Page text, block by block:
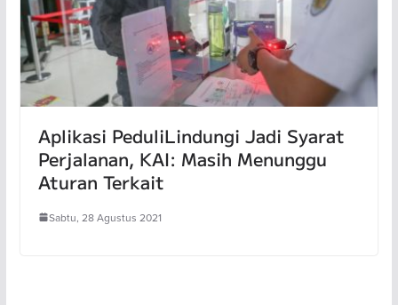
Aplikasi PeduliLindungi Jadi Syarat
Perjalanan, KAI: Masih Menunggu
Aturan Terkait
Sabtu, 28 Agustus 2021